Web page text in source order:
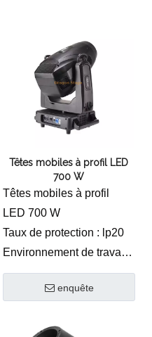
perles de lampe 10w 4 en
Canal : 16CH
Mode de contrôle :
DMX/maître-
vocale
Balayage horizontal :
fois/sec ou aléatoire
Écran d'affichage:
LCD/anglais
Têtes mobiles à profil LED
700 W
Têtes mobiles à profil
LED 700 W
Taux de protection : lp20
Environnement de travail :
0-45 C
Taille du produit:
Taille du carton :
enquête